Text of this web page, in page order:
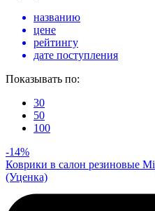
названию
цене
рейтингу
дате поступления
Показывать по:
30
50
100
-14%
Коврики в салон резиновые
(Уценка)